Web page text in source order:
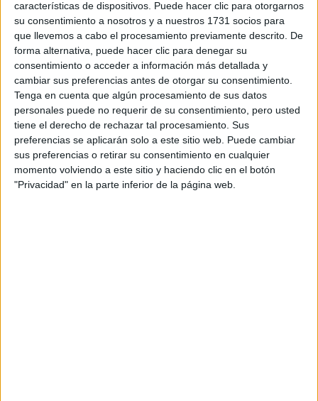
características de dispositivos. Puede hacer clic para otorgarnos
su consentimiento a nosotros y a nuestros 1731 socios para
que llevemos a cabo el procesamiento previamente descrito. De
forma alternativa, puede hacer clic para denegar su
consentimiento o acceder a información más detallada y
cambiar sus preferencias antes de otorgar su consentimiento.
Tenga en cuenta que algún procesamiento de sus datos
personales puede no requerir de su consentimiento, pero usted
tiene el derecho de rechazar tal procesamiento. Sus
preferencias se aplicarán solo a este sitio web. Puede cambiar
sus preferencias o retirar su consentimiento en cualquier
momento volviendo a este sitio y haciendo clic en el botón
"Privacidad" en la parte inferior de la página web.
Etiquetas: Vuestras sugerencias Derecho Marketing